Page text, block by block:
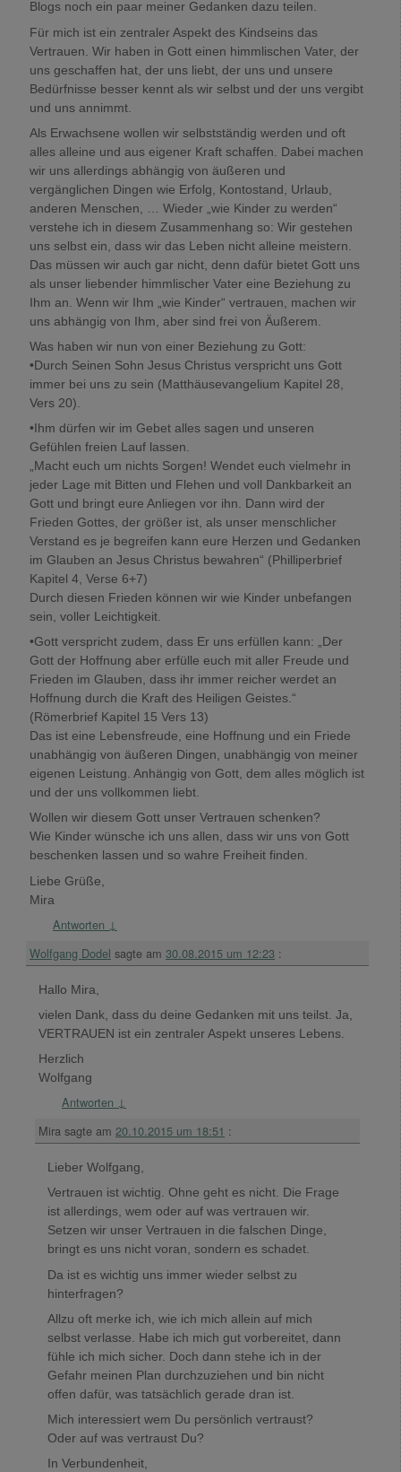
Blogs noch ein paar meiner Gedanken dazu teilen.
Für mich ist ein zentraler Aspekt des Kindseins das
Vertrauen. Wir haben in Gott einen himmlischen Vater, der
uns geschaffen hat, der uns liebt, der uns und unsere
Bedürfnisse besser kennt als wir selbst und der uns vergibt
und uns annimmt.
Als Erwachsene wollen wir selbstständig werden und oft
alles alleine und aus eigener Kraft schaffen. Dabei machen
wir uns allerdings abhängig von äußeren und
vergänglichen Dingen wie Erfolg, Kontostand, Urlaub,
anderen Menschen, … Wieder „wie Kinder zu werden“
verstehe ich in diesem Zusammenhang so: Wir gestehen
uns selbst ein, dass wir das Leben nicht alleine meistern.
Das müssen wir auch gar nicht, denn dafür bietet Gott uns
als unser liebender himmlischer Vater eine Beziehung zu
Ihm an. Wenn wir Ihm „wie Kinder“ vertrauen, machen wir
uns abhängig von Ihm, aber sind frei von Äußerem.
Was haben wir nun von einer Beziehung zu Gott:
•Durch Seinen Sohn Jesus Christus verspricht uns Gott
immer bei uns zu sein (Matthäusevangelium Kapitel 28,
Vers 20).
•Ihm dürfen wir im Gebet alles sagen und unseren
Gefühlen freien Lauf lassen.
„Macht euch um nichts Sorgen! Wendet euch vielmehr in
jeder Lage mit Bitten und Flehen und voll Dankbarkeit an
Gott und bringt eure Anliegen vor ihn. Dann wird der
Frieden Gottes, der größer ist, als unser menschlicher
Verstand es je begreifen kann eure Herzen und Gedanken
im Glauben an Jesus Christus bewahren“ (Philliperbrief
Kapitel 4, Verse 6+7)
Durch diesen Frieden können wir wie Kinder unbefangen
sein, voller Leichtigkeit.
•Gott verspricht zudem, dass Er uns erfüllen kann: „Der
Gott der Hoffnung aber erfülle euch mit aller Freude und
Frieden im Glauben, dass ihr immer reicher werdet an
Hoffnung durch die Kraft des Heiligen Geistes.“
(Römerbrief Kapitel 15 Vers 13)
Das ist eine Lebensfreude, eine Hoffnung und ein Friede
unabhängig von äußeren Dingen, unabhängig von meiner
eigenen Leistung. Anhängig von Gott, dem alles möglich ist
und der uns vollkommen liebt.
Wollen wir diesem Gott unser Vertrauen schenken?
Wie Kinder wünsche ich uns allen, dass wir uns von Gott
beschenken lassen und so wahre Freiheit finden.
Liebe Grüße,
Mira
Antworten ↓
Wolfgang Dodel sagte am 30.08.2015 um 12:23 :
Hallo Mira,
vielen Dank, dass du deine Gedanken mit uns teilst. Ja,
VERTRAUEN ist ein zentraler Aspekt unseres Lebens.
Herzlich
Wolfgang
Antworten ↓
Mira sagte am 20.10.2015 um 18:51 :
Lieber Wolfgang,
Vertrauen ist wichtig. Ohne geht es nicht. Die Frage
ist allerdings, wem oder auf was vertrauen wir.
Setzen wir unser Vertrauen in die falschen Dinge,
bringt es uns nicht voran, sondern es schadet.
Da ist es wichtig uns immer wieder selbst zu
hinterfragen?
Allzu oft merke ich, wie ich mich allein auf mich
selbst verlasse. Habe ich mich gut vorbereitet, dann
fühle ich mich sicher. Doch dann stehe ich in der
Gefahr meinen Plan durchzuziehen und bin nicht
offen dafür, was tatsächlich gerade dran ist.
Mich interessiert wem Du persönlich vertraust?
Oder auf was vertraust Du?
In Verbundenheit,